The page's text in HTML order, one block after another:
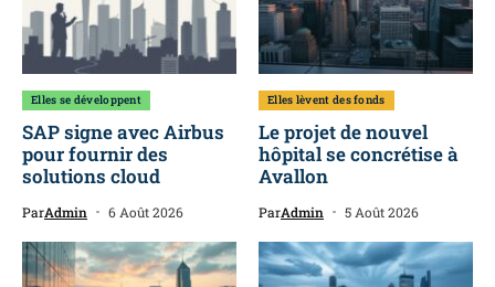
Elles se développent
SAP signe avec Airbus
pour fournir des
solutions cloud
ParAdmin 6 Août 2026
Elles lèvent des fonds
Le projet de nouvel
hôpital se concrétise à
Avallon
ParAdmin 5 Août 2026